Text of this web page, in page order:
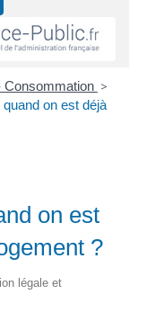
Consommation >
on est déjà
on est
?
légale et